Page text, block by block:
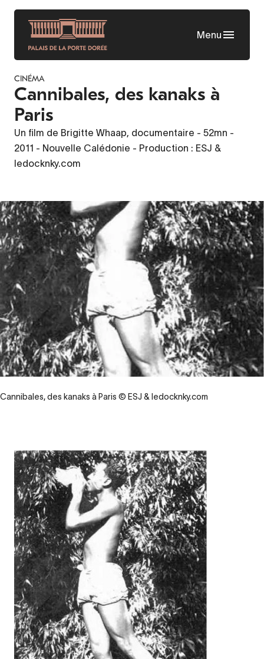
Skip
content
Menu
CINÉMA
Cannibales, des kanaks à
Paris
Un film de Brigitte Whaap, documentaire - 52mn -
2011 - Nouvelle Calédonie - Production : ESJ &
ledocknky.com
Cannibales, des kanaks à Paris © ESJ & ledocknky.com
d’origine